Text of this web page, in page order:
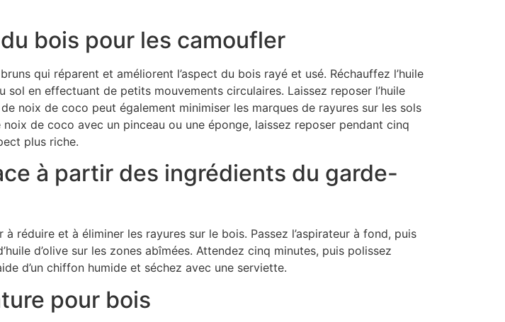
bois pour les camoufler
qui réparent et améliorent l’aspect du bois rayé et usé. Réchauffez l’huile
en effectuant de petits mouvements circulaires. Laissez reposer l’huile
noix de coco peut également minimiser les marques de rayures sur les sols
de coco avec un pinceau ou une éponge, laissez reposer pendant cinq
plus riche.
à partir des ingrédients du garde-
réduire et à éliminer les rayures sur le bois. Passez l’aspirateur à fond, puis
d’olive sur les zones abîmées. Attendez cinq minutes, puis polissez
d’un chiffon humide et séchez avec une serviette.
pour bois